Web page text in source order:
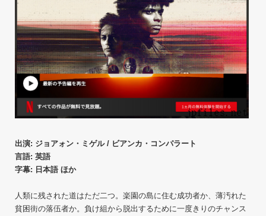
出演: ジョアォン・ミゲル / ビアンカ・コンパラート
言語: 英語
字幕: 日本語 ほか
人類に残された道はただ二つ。楽園の島に住む成功者か、薄汚れた
貧困街の落伍者か。負け組から脱出するために一度きりのチャンス